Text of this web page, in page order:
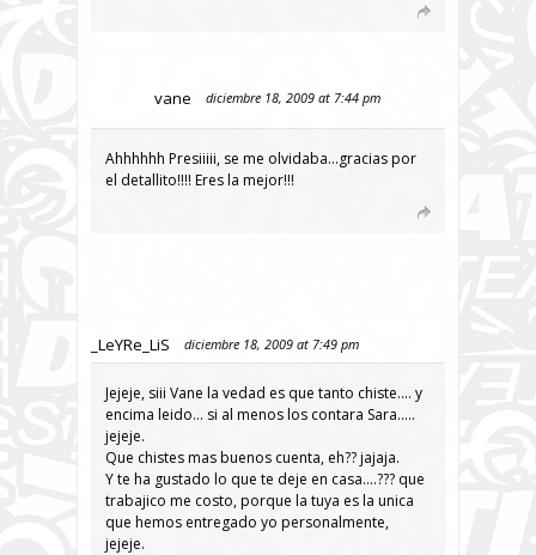
vane diciembre 18, 2009 at 7:44 pm
Ahhhhhh Presiiiii, se me olvidaba…gracias por
el detallito!!!! Eres la mejor!!!
_LeYRe_LiS diciembre 18, 2009 at 7:49 pm
Jejeje, siii Vane la vedad es que tanto chiste…. y
encima leido… si al menos los contara Sara…..
jejeje.
Que chistes mas buenos cuenta, eh?? jajaja.
Y te ha gustado lo que te deje en casa….??? que
trabajico me costo, porque la tuya es la unica
que hemos entregado yo personalmente,
jejeje.